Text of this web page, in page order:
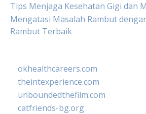
Tips Menjaga Kesehatan Gigi dan
Mengatasi Masalah Rambut
Rambut Terbaik
okhealthcareers.com
theintexperience.com
unboundedthefilm.com
catfriends-bg.org